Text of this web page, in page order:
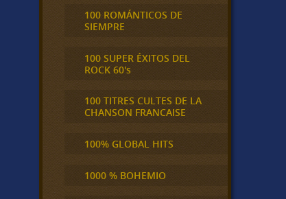
100 ROMÁNTICOS DE
SIEMPRE
100 SUPER ÉXITOS DEL
ROCK 60's
100 TITRES CULTES DE LA
CHANSON FRANCAISE
100% GLOBAL HITS
1000 % BOHEMIO